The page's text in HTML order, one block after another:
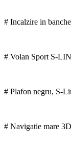
# Incalzire in
# Volan Sport S-
# Plafon negru, S-
# Navigatie mare